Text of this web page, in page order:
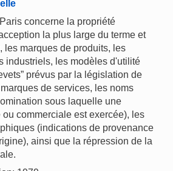
concerne la propriété
la plus large du terme et
les marques de produits, les
industriels, les modèles d'utilité
prévus par la législation de
de services, les noms
sous laquelle une
commerciale est exercée), les
(indications de provenance
ainsi que la répression de la